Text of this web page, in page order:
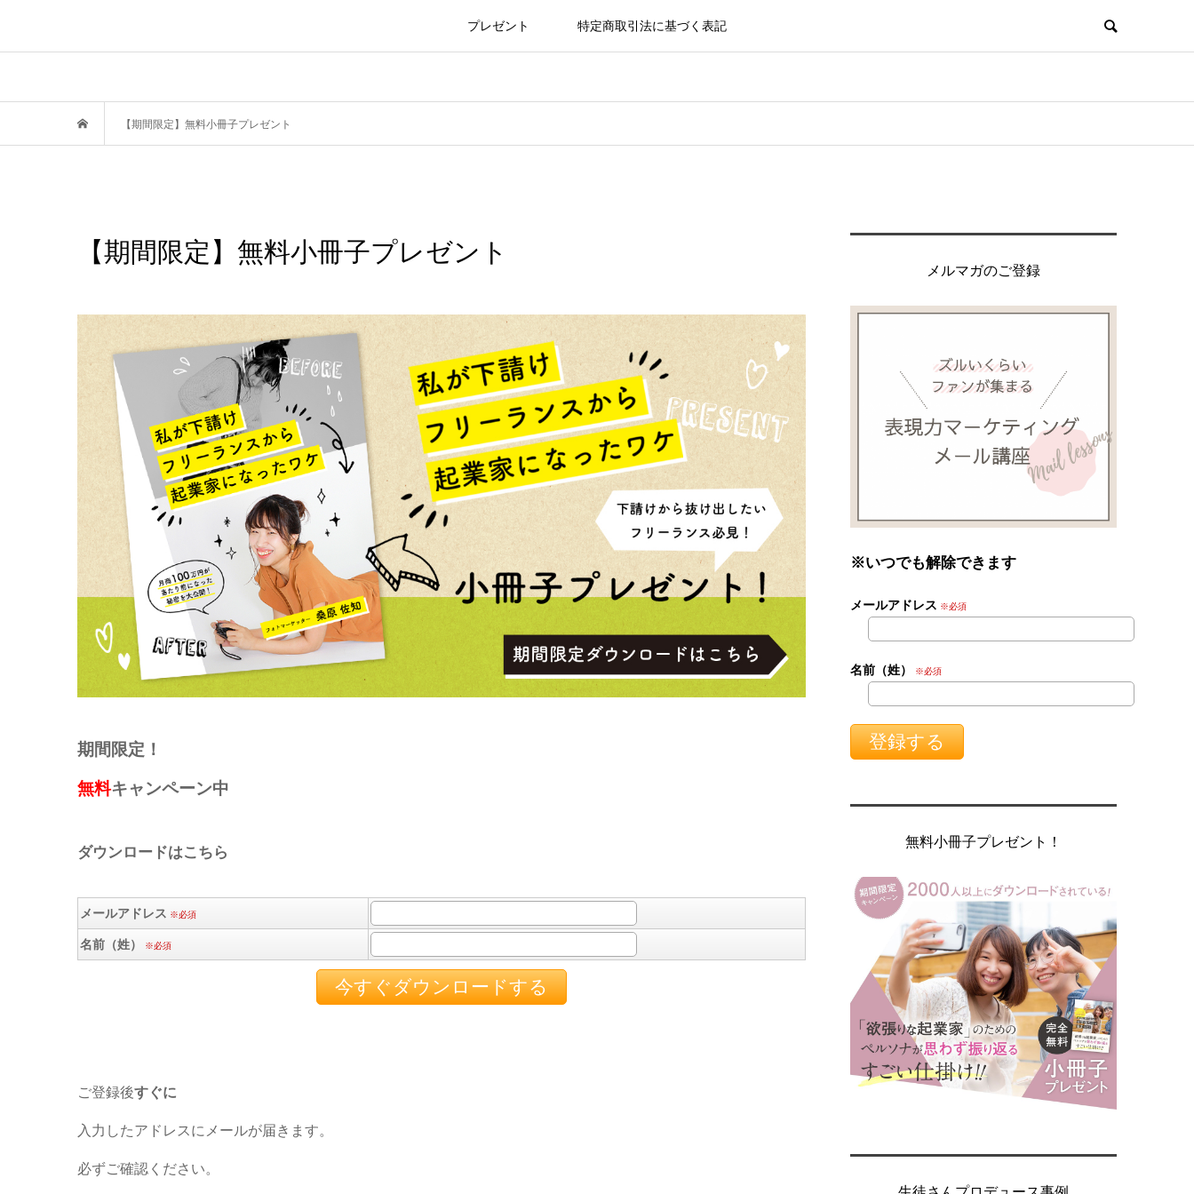
プレゼント 特定商取引法に基づく表記
【期間限定】無料小冊子プレゼント
【期間限定】無料小冊子プレゼント
期間限定！
無料キャンペーン中
ダウンロードはこちら
メールアドレス ※必須
名前（姓） ※必須
ご登録後すぐに
入力したアドレスにメールが届きます。
必ずご確認ください。
メルマガのご登録
※いつでも解除できます
メールアドレス ※必須
名前（姓） ※必須
無料小冊子プレゼント！